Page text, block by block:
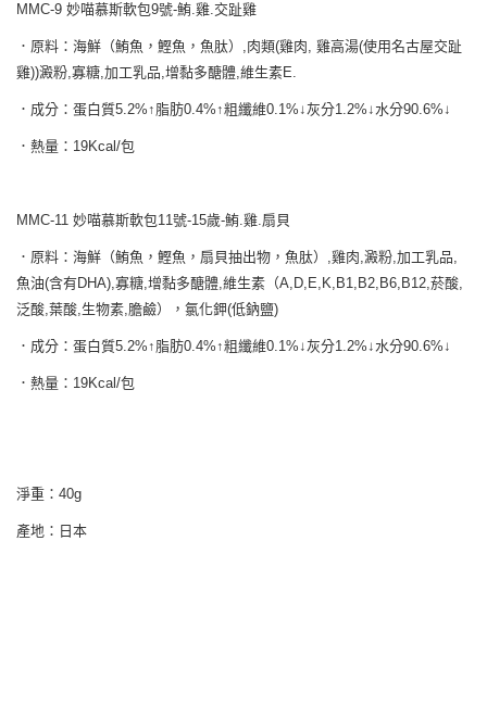
MMC-9 妙喵慕斯軟包9號-鮪.雞.交趾雞
．原料：海鮮（鮪魚，鰹魚，魚肽）,肉類(雞肉, 雞高湯(使用名古屋交趾
雞))澱粉,寡糖,加工乳品,增黏多醣體,維生素E.
．成分：蛋白質5.2%↑脂肪0.4%↑粗纖維0.1%↓灰分1.2%↓水分90.6%↓
．熱量：19Kcal/包
MMC-11 妙喵慕斯軟包11號-15歲-鮪.雞.扇貝
．原料：海鮮（鮪魚，鰹魚，扇貝抽出物，魚肽）,雞肉,澱粉,加工乳品,
魚油(含有DHA),寡糖,增黏多醣體,維生素（A,D,E,K,B1,B2,B6,B12,菸酸,
泛酸,葉酸,生物素,膽鹼），氯化鉀(低鈉鹽)
．成分：蛋白質5.2%↑脂肪0.4%↑粗纖維0.1%↓灰分1.2%↓水分90.6%↓
．熱量：19Kcal/包
淨重：40g
產地：日本